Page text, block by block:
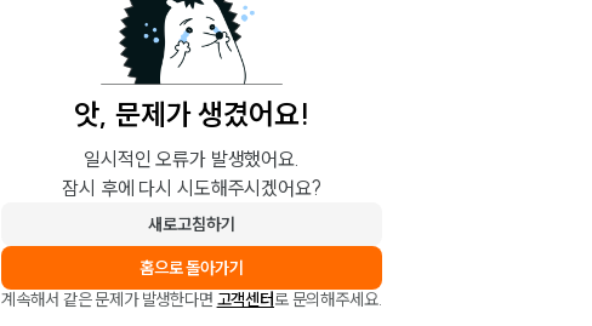
앗, 문제가 생겼어요!
일시적인 오류가 발생했어요.
잠시 후에 다시 시도해주시겠어요?
새로고침하기
홈으로 돌아가기
계속해서 같은 문제가 발생한다면 고객센터로 문의해주세요.